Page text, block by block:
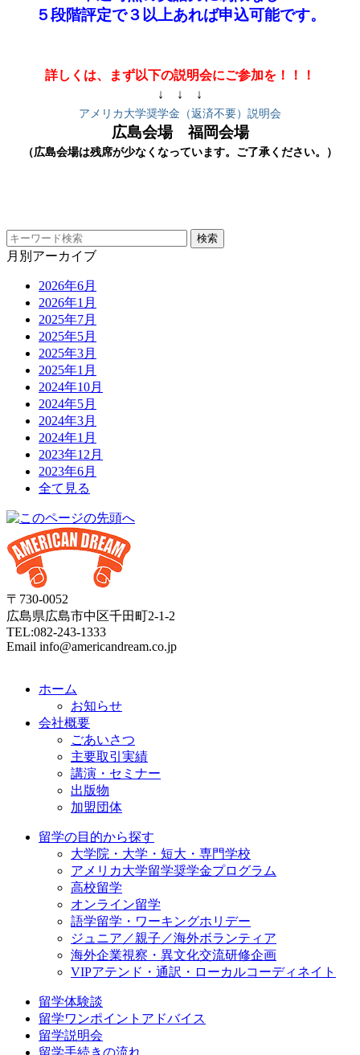
５段階評定で３以上あれば申込可能です。
詳しくは、まず以下の説明会にご参加を！！！
↓ ↓ ↓
アメリカ大学奨学金（返済不要）説明会
広島会場 福岡会場
（広島会場は残席が少なくなっています。ご了承ください。）
月別アーカイブ
2026年6月
2026年1月
2025年7月
2025年5月
2025年3月
2025年1月
2024年10月
2024年5月
2024年3月
2024年1月
2023年12月
2023年6月
全て見る
〒730-0052
広島県広島市中区千田町2-1-2
TEL:082-243-1333
Email info@americandream.co.jp
ホーム
お知らせ
会社概要
ごあいさつ
主要取引実績
講演・セミナー
出版物
加盟団体
留学の目的から探す
大学院・大学・短大・専門学校
アメリカ大学留学奨学金プログラム
高校留学
オンライン留学
語学留学・ワーキングホリデー
ジュニア／親子／海外ボランティア
海外企業視察・異文化交流研修企画
VIPアテンド・通訳・ローカルコーディネイト
留学体験談
留学ワンポイントアドバイス
留学説明会
留学手続きの流れ